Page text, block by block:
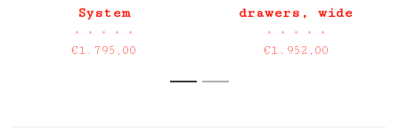
System
Configuration 4
• • • • •
€1.795,00
drawers, wide
• • • • •
€1.952,00
1 2